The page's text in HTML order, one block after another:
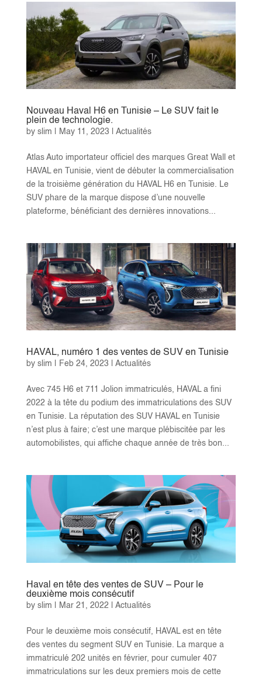
Nouveau Haval H6 en Tunisie – Le SUV fait le
plein de technologie.
by slim May 11, 2023 Actualités
Atlas Auto importateur officiel des marques Great Wall et
HAVAL en Tunisie, vient de débuter la commercialisation
de la troisième génération du HAVAL H6 en Tunisie. Le
SUV phare de la marque dispose d’une nouvelle
plateforme, bénéficiant des dernières innovations...
HAVAL, numéro 1 des ventes de SUV en Tunisie
by slim Feb 24, 2023 Actualités
Avec 745 H6 et 711 Jolion immatriculés, HAVAL a fini
2022 à la tête du podium des immatriculations des SUV
en Tunisie. La réputation des SUV HAVAL en Tunisie
n’est plus à faire; c’est une marque plébiscitée par les
automobilistes, qui affiche chaque année de très bon...
Haval en tête des ventes de SUV – Pour le
deuxième mois consécutif
by slim Mar 21, 2022| Actualités
Pour le deuxième mois consécutif, HAVAL est en tête
des ventes du segment SUV en Tunisie. La marque a
immatriculé 202 unités en février, pour cumuler 407
immatriculations sur les deux premiers mois de cette